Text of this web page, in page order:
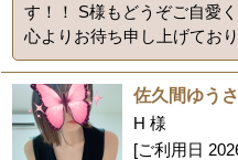
す！！ S様もどうぞご自愛
心よりお待ち申し上げており
佐久間ゆう
H 様
[ご利用日